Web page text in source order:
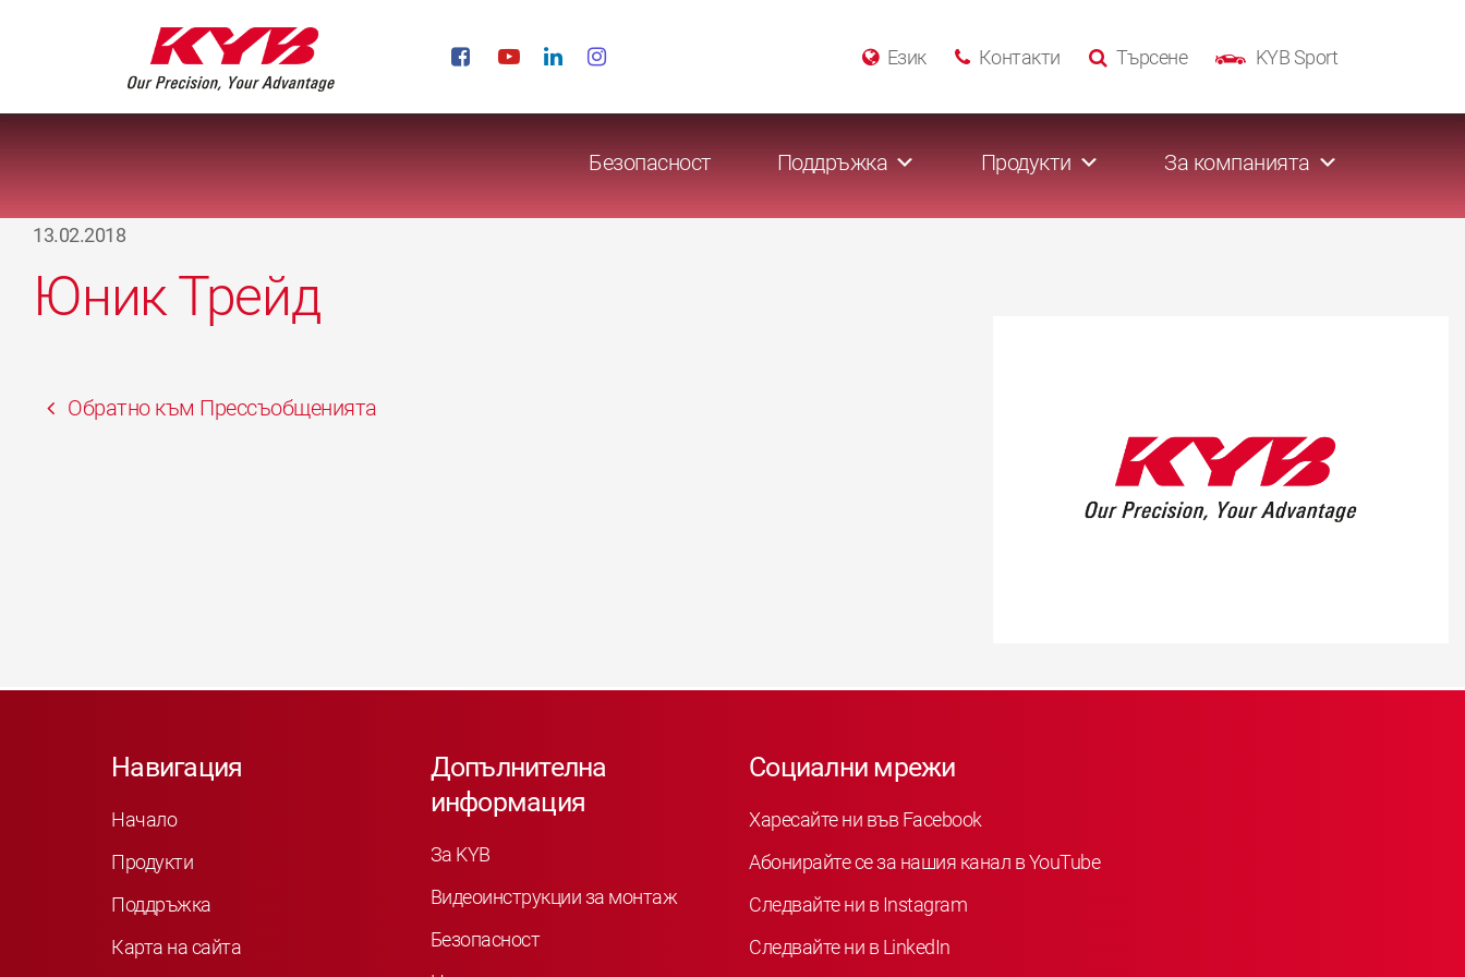
KYB Sport
Търсене
Контакти
Език
Безопасност Поддръжка Продукти За компанията
13.02.2018
Юник Трейд
Обратно към Прессъобщенията
Навигация
Начало
Продукти
Поддръжка
Карта на сайта
Допълнителна
информация
За KYB
Видеоинструкции за монтаж
Безопасност
Социални мрежи
Харесайте ни във Facebook
Абонирайте се за нашия канал в YouTube
Следвайте ни в Instagram
Следвайте ни в LinkedIn